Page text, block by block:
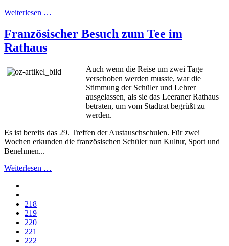
Weiterlesen …
Französischer Besuch zum Tee im
Rathaus
Auch wenn die Reise um zwei Tage
verschoben werden musste, war die
Stimmung der Schüler und Lehrer
ausgelassen, als sie das Leeraner Rathaus
betraten, um vom Stadtrat begrüßt zu
werden.
Es ist bereits das 29. Treffen der Austauschschulen. Für zwei
Wochen erkunden die französischen Schüler nun Kultur, Sport und
Benehmen...
Weiterlesen …
218
219
220
221
222